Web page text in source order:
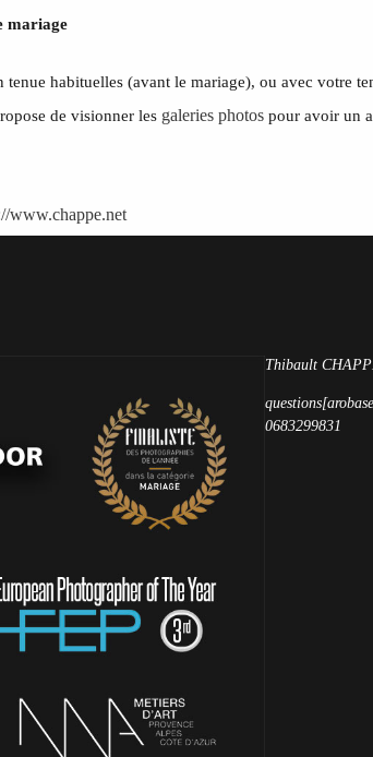
D’ART
mariage
habituelles (avant le mariage), ou avec votre
de visionner les galeries photos pour avoir un
www.chappe.net
Thibault
0683299831